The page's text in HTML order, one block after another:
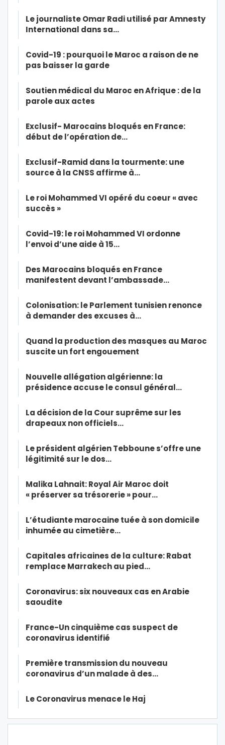
Le journaliste Omar Radi utilisé par Amnesty
International dans sa…
Covid-19 : pourquoi le Maroc a raison de ne
pas baisser la garde
Soutien médical du Maroc en Afrique : de la
parole aux actes
Exclusif- Marocains bloqués en France:
début de l’opération de…
Exclusif-Ramid dans la tourmente: une
source à la CNSS affirme à…
Le roi Mohammed VI opéré du coeur « avec
succès »
Covid-19: le roi Mohammed VI ordonne
l’envoi d’une aide à 15…
Des Marocains bloqués en France
manifestent devant l’ambassade…
Colonisation: le Parlement tunisien renonce
à demander des excuses à…
Quand la production des masques au Maroc
suscite un fort engouement
Nouvelle allégation algérienne: la
présidence accuse le consul général…
La décision de la Cour suprême sur les
drapeaux non officiels…
Le président algérien Tebboune s’offre une
légitimité sur le dos…
Malika Lahnait: Royal Air Maroc doit
« préserver sa trésorerie » pour…
L’étudiante marocaine tuée à son domicile
inhumée au cimetière…
Capitales africaines de la culture: Rabat
remplace Marrakech au pied…
Coronavirus: six nouveaux cas en Arabie
saoudite
France-Un cinquième cas suspect de
coronavirus identifié
Première transmission du nouveau
coronavirus d’un malade à des…
Le Coronavirus menace le Haj